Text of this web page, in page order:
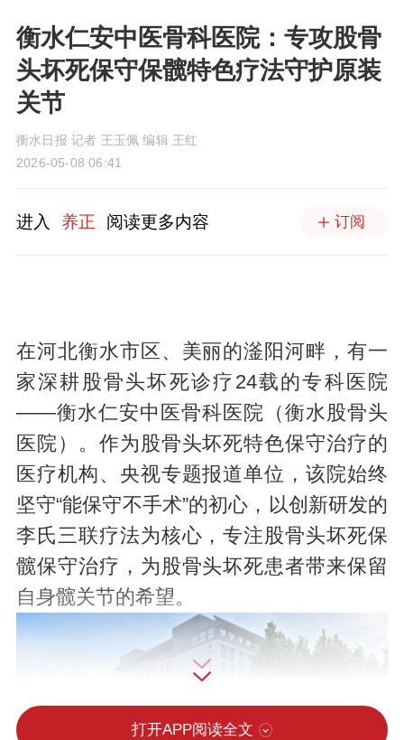
​衡水仁安中医骨科医院：专攻股骨
头坏死保守保髋特色疗法守护原装
关节
衡水日报 记者 王玉佩 编辑 王红
2026-05-08 06:41
进入 养正 阅读更多内容 订阅
在河北衡水市区、美丽的滏阳河畔，有一
家深耕股骨头坏死诊疗24载的专科医院
——衡水仁安中医骨科医院（衡水股骨头
医院）。作为股骨头坏死特色保守治疗的
医疗机构、央视专题报道单位，该院始终
坚守“能保守不手术”的初心，以创新研发的
李氏三联疗法为核心，专注股骨头坏死保
髋保守治疗，为股骨头坏死患者带来保留
自身髋关节的希望。
打开APP阅读全文